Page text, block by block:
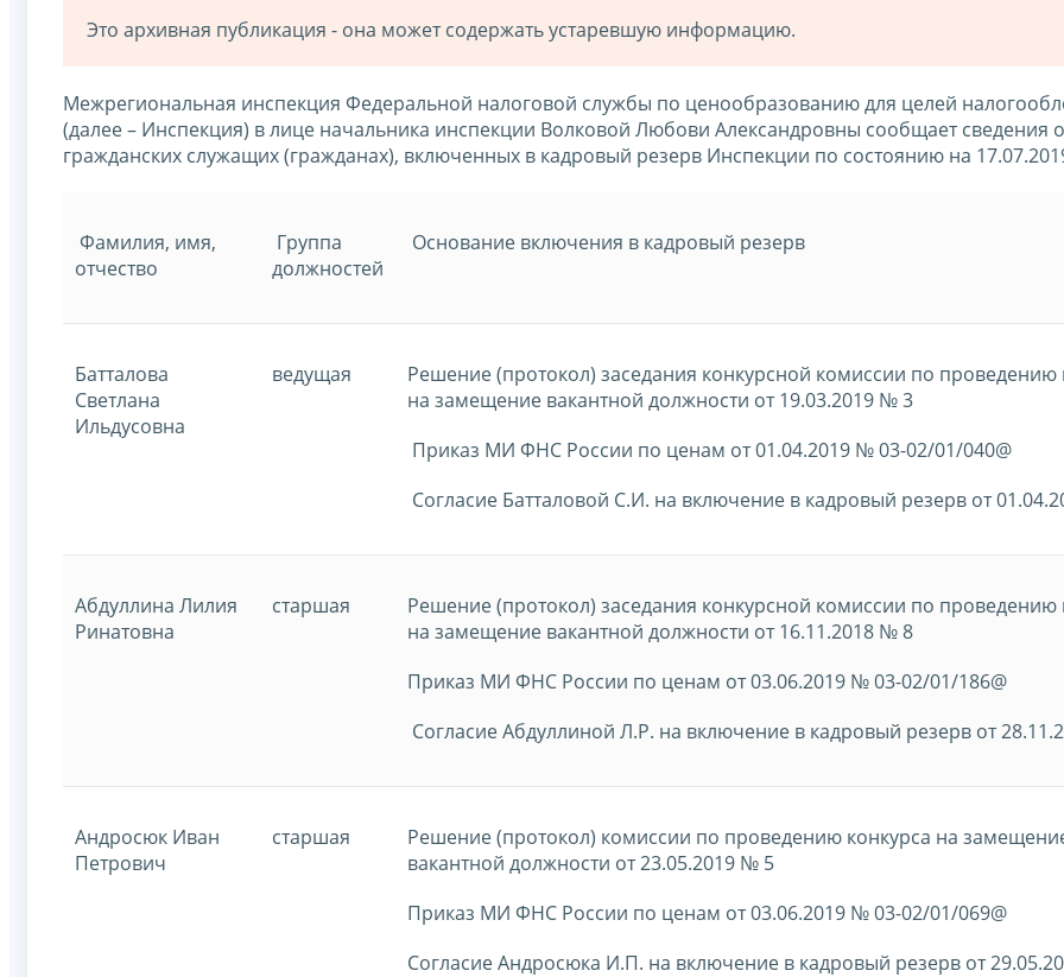
Это архивная публикация - она может содержать устаревшую информацию.
Межрегиональная инспекция Федеральной налоговой службы по ценообразованию для целей
(далее – Инспекция) в лице начальника инспекции Волковой Любови Александровны сообщает сведения о
гражданских служащих (гражданах), включенных в кадровый резерв Инспекции по состоянию на
Фамилия, имя,
отчество
Группа
должностей
Основание включения в кадровый резерв
Батталова
Светлана
Ильдусовна
ведущая
Решение (протокол) заседания конкурсной комиссии по проведению
на замещение вакантной должности от 19.03.2019 № 3
Приказ МИ ФНС России по ценам от 01.04.2019 № 03-02/01/040@
Согласие Батталовой С.И. на включение в кадровый резерв от
Абдуллина Лилия
Ринатовна
старшая
Решение (протокол) заседания конкурсной комиссии по проведению
на замещение вакантной должности от 16.11.2018 № 8
Приказ МИ ФНС России по ценам от 03.06.2019 № 03-02/01/186@
Согласие Абдуллиной Л.Р. на включение в кадровый резерв от
Андросюк Иван
Петрович
старшая
Решение (протокол) комиссии по проведению конкурса на
вакантной должности от 23.05.2019 № 5
Приказ МИ ФНС России по ценам от 03.06.2019 № 03-02/01/069@
Согласие Андросюка И.П. на включение в кадровый резерв от